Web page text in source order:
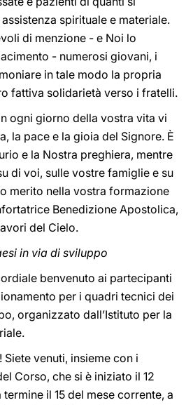
spirituale e materiale.
di menzione - e Noi lo
- numerosi giovani, i
in tale modo la propria
fattiva solidarietà verso i fratelli.
ogni giorno della vostra vita vi
la pace e la gioia del Signore. È
e la Nostra preghiera, mentre
di voi, sulle vostre famiglie e su
merito nella vostra formazione
Benedizione Apostolica,
del Cielo.
in via di sviluppo
benvenuto ai partecipanti
per i quadri tecnici dei
organizzato dall’Istituto per la
venuti, insieme con i
Corso, che si è iniziato il 12
il 15 del mese corrente, a